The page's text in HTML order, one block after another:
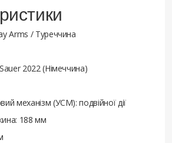
Arms / Туреччина
2022 (Німеччина)
механізм (УСМ): подвійної дії
188 мм